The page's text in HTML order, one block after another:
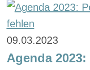
09.03.2023
Agenda